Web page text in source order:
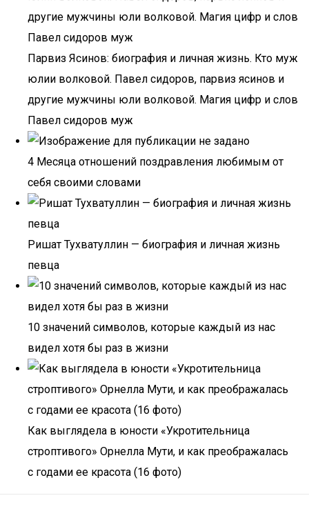
Парвиз Ясинов: биография и личная жизнь. Кто муж
юлии волковой. Павел сидоров, парвиз ясинов и
другие мужчины юли волковой. Магия цифр и слов
Павел сидоров муж
4 Месяца отношений поздравления любимым от
себя своими словами
Ришат Тухватуллин — биография и личная жизнь
певца
10 значений символов, которые каждый из нас
видел хотя бы раз в жизни
Как выглядела в юности «Укротительница
строптивого» Орнелла Мути, и как преображалась
с годами ее красота (16 фото)